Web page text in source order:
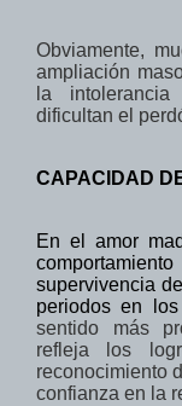
Obviamente,
ampliación
la
dificultan el
CAPACIDAD
En el amor
supervivencia
periodos en
sentido más
refleja los
reconocimiento
confianza en la